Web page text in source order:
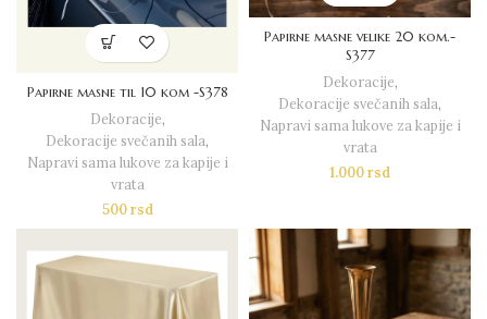
Papirne masne til 10 kom -S378
Dekoracije,
Dekoracije svečanih sala,
Napravi sama lukove za kapije i
vrata
500rsd
Papirne masne velike 20 kom.-
S377
Dekoracije,
Dekoracije svečanih sala,
Napravi sama lukove za kapije i
vrata
1.000rsd